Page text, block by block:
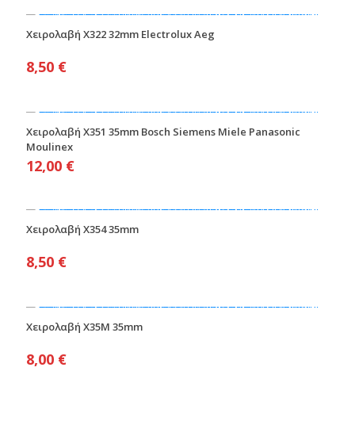
Χειρολαβή X322 32mm Electrolux Aeg
8,50 €
Χειρολαβή X351 35mm Bosch Siemens Miele Panasonic
Moulinex
12,00 €
Χειρολαβή X354 35mm
8,50 €
Χειρολαβή X35M 35mm
8,00 €